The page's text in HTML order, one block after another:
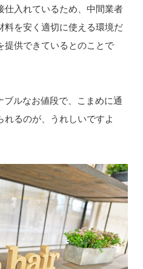
仕入れているため、中間業者
料を安く適切に使える環境だ
提供できているとのことで
ルなお値段で、こまめに通
るのが、うれしいですよ